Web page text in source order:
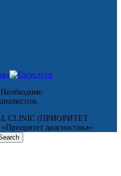
CLINIC (ПРИОРИТЕТ
диагностика»